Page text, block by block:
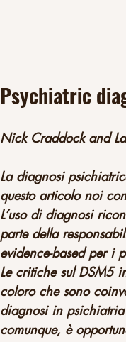
Psychiatric
Nick Craddock and
La diagnosi
questo articolo noi
L’uso di diagnosi
parte della
evidence-based per i
Le critiche sul DSM5
coloro che sono
diagnosi in
comunque, è